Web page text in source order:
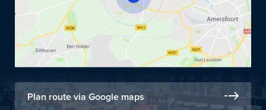
Plan route via Google maps